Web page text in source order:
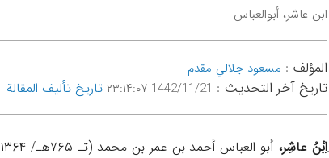
ابن عاشر، أبوالعباس
المؤلف : مسعود جلالي مقدم
تاریخ آخر التحدیث : 1442/11/21 ۲۳:۱۴:۰۷ تاریخ تألیف المقالة
اِبْنُ عاشِر،